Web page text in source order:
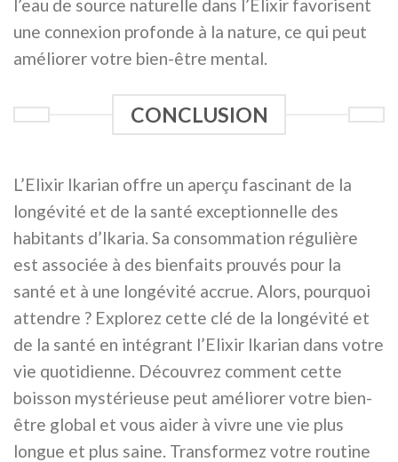
l’eau de source naturelle dans l’Elixir favorisent
une connexion profonde à la nature, ce qui peut
améliorer votre bien-être mental.
CONCLUSION
L’Elixir Ikarian offre un aperçu fascinant de la
longévité et de la santé exceptionnelle des
habitants d’Ikaria. Sa consommation régulière
est associée à des bienfaits prouvés pour la
santé et à une longévité accrue. Alors, pourquoi
attendre ? Explorez cette clé de la longévité et
de la santé en intégrant l’Elixir Ikarian dans votre
vie quotidienne. Découvrez comment cette
boisson mystérieuse peut améliorer votre bien-
être global et vous aider à vivre une vie plus
longue et plus saine. Transformez votre routine